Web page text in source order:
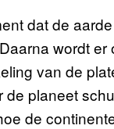
dat de
wordt
van de
planeet
de